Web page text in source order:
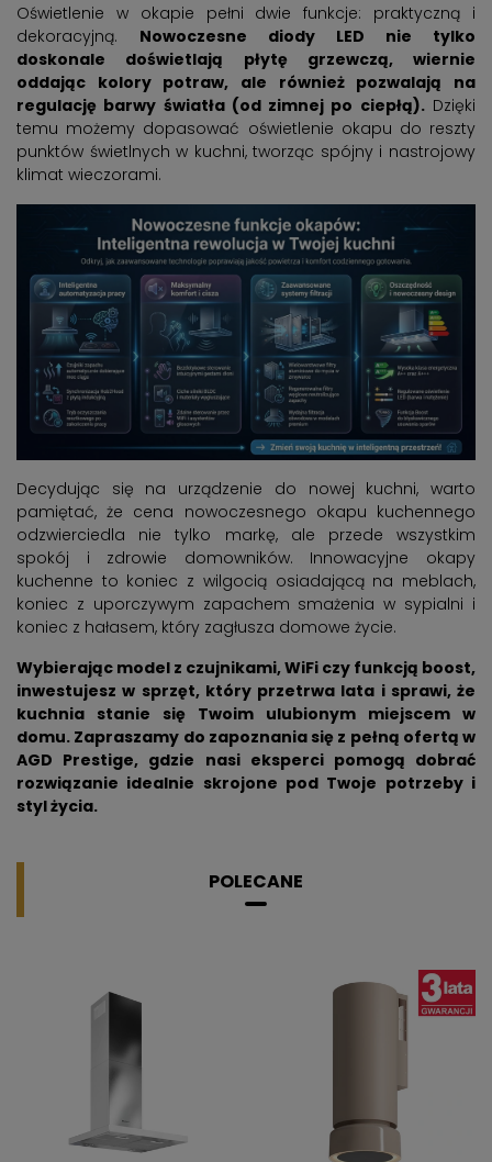
Oświetlenie w okapie pełni dwie funkcje: praktyczną i
dekoracyjną. Nowoczesne diody LED nie tylko
doskonale doświetlają płytę grzewczą, wiernie
oddając kolory potraw, ale również pozwalają na
regulację barwy światła (od zimnej po ciepłą).Dzięki
temu możemy dopasować oświetlenie okapu do reszty
punktów świetlnych w kuchni, tworząc spójny i nastrojowy
klimat wieczorami.
Decydując się na urządzenie do nowej kuchni, warto
pamiętać, że cena nowoczesnego okapu kuchennego
odzwierciedla nie tylko markę, ale przede wszystkim
spokój i zdrowie domowników. Innowacyjne okapy
kuchenne to koniec z wilgocią osiadającą na meblach,
koniec z uporczywym zapachem smażenia w sypialni i
koniec z hałasem, który zagłusza domowe życie.
Wybierając model z czujnikami, WiFi czy funkcją boost,
inwestujesz w sprzęt, który przetrwa lata i sprawi, że
kuchnia stanie się Twoim ulubionym miejscem w
domu. Zapraszamy do zapoznania się z pełną ofertą w
AGD Prestige, gdzie nasi eksperci pomogą dobrać
rozwiązanie idealnie skrojone pod Twoje potrzeby i
styl życia.
POLECANE